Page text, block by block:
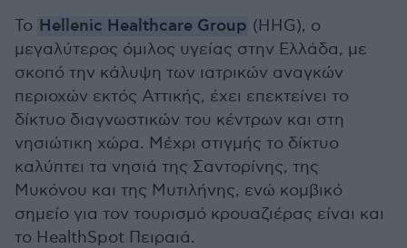
Το Hellenic Healthcare Group (ΗΗG), o
μεγαλύτερος όμιλος υγείας στην Ελλάδα, με
σκοπό την κάλυψη των ιατρικών αναγκών
περιοχών εκτός Αττικής, έχει επεκτείνει το
δίκτυο διαγνωστικών του κέντρων και στη
νησιώτικη χώρα. Μέχρι στιγμής το δίκτυο
καλύπτει τα νησιά της Σαντορίνης, της
Μυκόνου και της Μυτιλήνης, ενώ κομβικό
σημείο για τον τουρισμό κρουαζιέρας είναι και
το HealthSpot Πειραιά.